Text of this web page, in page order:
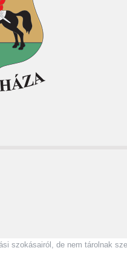
szokásairól, de nem tárolnak